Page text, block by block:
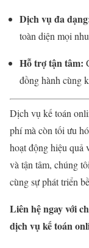
Dịch vụ đa
toàn diện mọi
Hỗ trợ tận tâm:
đồng hành cùng
Dịch vụ kế toán
phí mà còn tối ưu
hoạt động hiệu quả
và tận tâm, chúng
cùng sự phát triển
Liên hệ ngay với
dịch vụ kế toán